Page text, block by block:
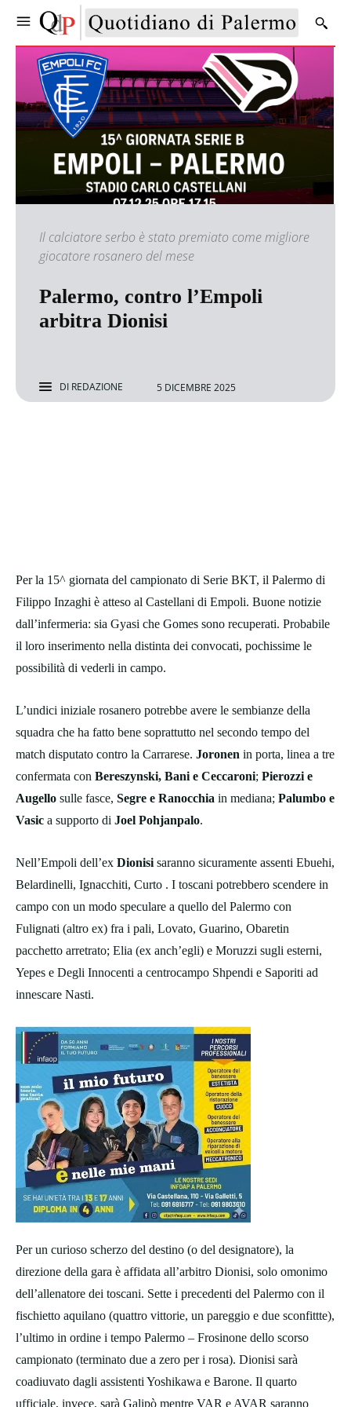
Il calciatore serbo è stato premiato come migliore
giocatore rosanero del mese
Palermo, contro l’Empoli
arbitra Dionisi
DI REDAZIONE 5 DICEMBRE 2025
Per la 15^ giornata del campionato di Serie BKT, il Palermo di
Filippo Inzaghi è atteso al Castellani di Empoli. Buone notizie
dall’infermeria: sia Gyasi che Gomes sono recuperati. Probabile
il loro inserimento nella distinta dei convocati, pochissime le
possibilità di vederli in campo.
L’undici iniziale rosanero potrebbe avere le sembianze della
squadra che ha fatto bene soprattutto nel secondo tempo del
match disputato contro la Carrarese. Joronen in porta, linea a tre
confermata con Bereszynski, Bani e Ceccaroni; Pierozzi e
Augello sulle fasce, Segre e Ranocchia in mediana; Palumbo e
Vasic a supporto di Joel Pohjanpalo.
Nell’Empoli dell’ex Dionisi saranno sicuramente assenti Ebuehi,
Belardinelli, Ignacchiti, Curto . I toscani potrebbero scendere in
campo con un modo speculare a quello del Palermo con
Fulignati (altro ex) fra i pali, Lovato, Guarino, Obaretin
pacchetto arretrato; Elia (ex anch’egli) e Moruzzi sugli esterni,
Yepes e Degli Innocenti a centrocampo Shpendi e Saporiti ad
innescare Nasti.
Per un curioso scherzo del destino (o del designatore), la
direzione della gara è affidata all’arbitro Dionisi, solo omonimo
dell’allenatore dei toscani. Sette i precedenti del Palermo con il
fischietto aquilano (quattro vittorie, un pareggio e due sconfittte),
l’ultimo in ordine i tempo Palermo – Frosinone dello scorso
campionato (terminato due a zero per i rosa). Dionisi sarà
coadiuvato dagli assistenti Yoshikawa e Barone. Il quarto
ufficiale, invece, sarà Galipò mentre VAR e AVAR saranno